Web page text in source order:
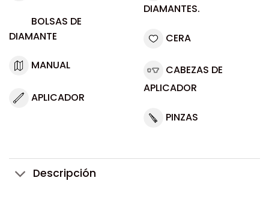
BOLSAS DE
DIAMANTE
MANUAL
APLICADOR
DIAMANTES.
CERA
CABEZAS DE
APLICADOR
PINZAS
Descripción